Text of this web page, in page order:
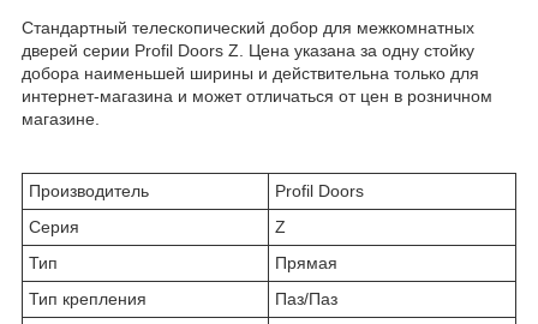
Стандартный телескопический добор для межкомнатных
дверей серии Profil Doors Z. Цена указана за одну стойку
добора наименьшей ширины и действительна только для
интернет-магазина и может отличаться от цен в розничном
магазине.
Производитель
Profil Doors
Серия
Z
Тип
Прямая
Тип крепления
Паз/Паз